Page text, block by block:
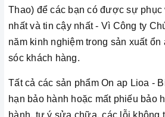
Thao) để các bạn có được sự phục
nhất và tin cậy nhất - Vì Công ty
năm kinh nghiệm trong sản xuất ổn
sóc khách hàng.
Tất cả các sản phẩm On ap Lioa -
hạn bảo hành hoặc mất phiếu bảo
hành, tự ý sửa chữa, các lỗi không